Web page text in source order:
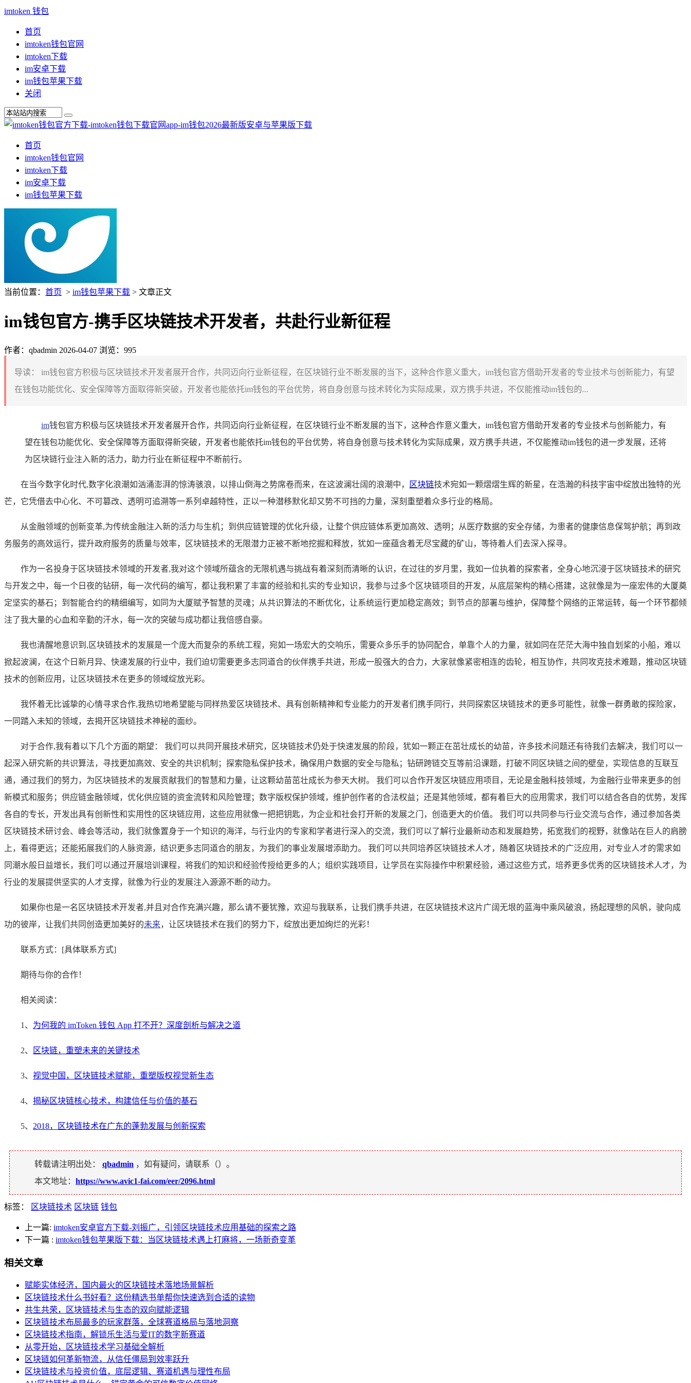
imtoken 钱包
首页
imtoken钱包官网
imtoken下载
im安卓下载
im钱包苹果下载
关闭
首页
imtoken钱包官网
imtoken下载
im安卓下载
im钱包苹果下载
当前位置： 首页 > im钱包苹果下载 > 文章正文
im钱包官方-携手区块链技术开发者，共赴行业新征程
作者：qbadmin 2026-04-07 浏览：995
导读：
im钱包官方积极与区块链技术开发者展开合作，共同迈向行业新征程，在区块链行业不断发展的当下，这种合作意义重大，im钱包官方借助开发者的专业技术与创新能力，有望
在钱包功能优化、安全保障等方面取得新突破，开发者也能依托im钱包的平台优势，将自身创意与技术转化为实际成果，双方携手共进，不仅能推动im钱包的...
im钱包官方积极与区块链技术开发者展开合作，共同迈向行业新征程，在区块链行业不断发展的当下，这种合作意义重大，im钱包官方借助开发者的专业技术与创新能力，有
望在钱包功能优化、安全保障等方面取得新突破，开发者也能依托im钱包的平台优势，将自身创意与技术转化为实际成果，双方携手共进，不仅能推动im钱包的进一步发展，还将
为区块链行业注入新的活力，助力行业在新征程中不断前行。
在当今数字化时代,数字化浪潮如汹涌澎湃的惊涛骇浪，以排山倒海之势席卷而来，在这波澜壮阔的浪潮中， 区块链技术宛如一颗熠熠生辉的新星，在浩瀚的科技宇宙中绽放出独特的光
芒，它凭借去中心化、不可篡改、透明可追溯等一系列卓越特性，正以一种潜移默化却又势不可挡的力量，深刻重塑着众多行业的格局。
从金融领域的创新变革,为传统金融注入新的活力与生机；到供应链管理的优化升级，让整个供应链体系更加高效、透明；从医疗数据的安全存储，为患者的健康信息保驾护航；再到政
务服务的高效运行，提升政府服务的质量与效率，区块链技术的无限潜力正被不断地挖掘和释放，犹如一座蕴含着无尽宝藏的矿山，等待着人们去深入探寻。
作为一名投身于区块链技术领域的开发者,我对这个领域所蕴含的无限机遇与挑战有着深刻而清晰的认识，在过往的岁月里，我如一位执着的探索者，全身心地沉浸于区块链技术的研究
与开发之中，每一个日夜的钻研，每一次代码的编写，都让我积累了丰富的经验和扎实的专业知识，我参与过多个区块链项目的开发，从底层架构的精心搭建，这就像是为一座宏伟的大厦奠
定坚实的基石；到智能合约的精细编写，如同为大厦赋予智慧的灵魂；从共识算法的不断优化，让系统运行更加稳定高效；到节点的部署与维护，保障整个网络的正常运转，每一个环节都倾
注了我大量的心血和辛勤的汗水，每一次的突破与成功都让我倍感自豪。
我也清醒地意识到,区块链技术的发展是一个庞大而复杂的系统工程，宛如一场宏大的交响乐，需要众多乐手的协同配合，单靠个人的力量，就如同在茫茫大海中独自划桨的小船，难以
掀起波澜，在这个日新月异、快速发展的行业中，我们迫切需要更多志同道合的伙伴携手共进，形成一股强大的合力，大家就像紧密相连的齿轮，相互协作，共同攻克技术难题，推动区块链
技术的创新应用，让区块链技术在更多的领域绽放光彩。
我怀着无比诚挚的心情寻求合作,我热切地希望能与同样热爱区块链技术、具有创新精神和专业能力的开发者们携手同行，共同探索区块链技术的更多可能性，就像一群勇敢的探险家，
一同踏入未知的领域，去揭开区块链技术神秘的面纱。
对于合作,我有着以下几个方面的期望： 我们可以共同开展技术研究，区块链技术仍处于快速发展的阶段，犹如一颗正在茁壮成长的幼苗，许多技术问题还有待我们去解决，我们可以一
起深入研究新的共识算法，寻找更加高效、安全的共识机制；探索隐私保护技术，确保用户数据的安全与隐私；钻研跨链交互等前沿课题，打破不同区块链之间的壁垒，实现信息的互联互
通，通过我们的努力，为区块链技术的发展贡献我们的智慧和力量，让这颗幼苗茁壮成长为参天大树。 我们可以合作开发区块链应用项目，无论是金融科技领域，为金融行业带来更多的创
新模式和服务；供应链金融领域，优化供应链的资金流转和风险管理；数字版权保护领域，维护创作者的合法权益；还是其他领域，都有着巨大的应用需求，我们可以结合各自的优势，发挥
各自的专长，开发出具有创新性和实用性的区块链应用，这些应用就像一把把钥匙，为企业和社会打开新的发展之门，创造更大的价值。 我们可以共同参与行业交流与合作，通过参加各类
区块链技术研讨会、峰会等活动，我们就像置身于一个知识的海洋，与行业内的专家和学者进行深入的交流，我们可以了解行业最新动态和发展趋势，拓宽我们的视野，就像站在巨人的肩膀
上，看得更远；还能拓展我们的人脉资源，结识更多志同道合的朋友，为我们的事业发展增添助力。 我们可以共同培养区块链技术人才，随着区块链技术的广泛应用，对专业人才的需求如
同潮水般日益增长，我们可以通过开展培训课程，将我们的知识和经验传授给更多的人；组织实践项目，让学员在实际操作中积累经验，通过这些方式，培养更多优秀的区块链技术人才，为
行业的发展提供坚实的人才支撑，就像为行业的发展注入源源不断的动力。
如果你也是一名区块链技术开发者,并且对合作充满兴趣，那么请不要犹豫，欢迎与我联系，让我们携手共进，在区块链技术这片广阔无垠的蓝海中乘风破浪，扬起理想的风帆，驶向成
功的彼岸，让我们共同创造更加美好的未来，让区块链技术在我们的努力下，绽放出更加绚烂的光彩！
联系方式：[具体联系方式]
期待与你的合作！
相关阅读：
1、 为何我的 imToken 钱包 App 打不开？深度剖析与解决之道
2、 区块链，重塑未来的关键技术
3、 视觉中国，区块链技术赋能，重塑版权视觉新生态
4、 揭秘区块链核心技术，构建信任与价值的基石
5、 2018，区块链技术在广东的蓬勃发展与创新探索
转载请注明出处： qbadmin ，如有疑问，请联系（）。
本文地址： https://www.avic1-fai.com/eer/2096.html
标签： 区块链技术 区块链 钱包
上一篇: imtoken安卓官方下载-刘振广，引领区块链技术应用基础的探索之路
下一篇 : imtoken钱包苹果版下载：当区块链技术遇上打麻将，一场新奇变革
相关文章
赋能实体经济，国内最火的区块链技术落地场景解析
区块链技术什么书好看？这份精选书单帮你快速选到合适的读物
共生共荣，区块链技术与生态的双向赋能逻辑
区块链技术布局最多的玩家群落，全球赛道格局与落地洞察
区块链技术指南，解锁乐生活与爱IT的数字新赛道
从零开始，区块链技术学习基础全解析
区块链如何革新物流，从信任僵局到效率跃升
区块链技术与投资价值，底层逻辑、赛道机遇与理性布局